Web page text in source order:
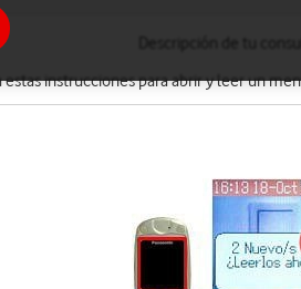
estas instrucciones para abrir y leer un